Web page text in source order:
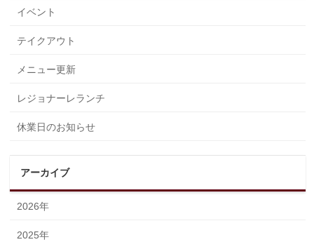
イベント
テイクアウト
メニュー更新
レジョナーレランチ
休業日のお知らせ
アーカイブ
2026年
2025年